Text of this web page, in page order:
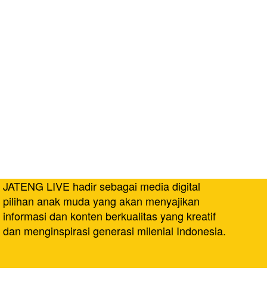
JATENG LIVE hadir sebagai media digital
pilihan anak muda yang akan menyajikan
informasi dan konten berkualitas yang kreatif
dan menginspirasi generasi milenial Indonesia.